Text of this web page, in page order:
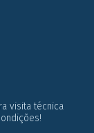
visita técnica